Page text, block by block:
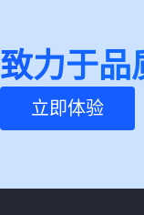
致力于品
立即体验